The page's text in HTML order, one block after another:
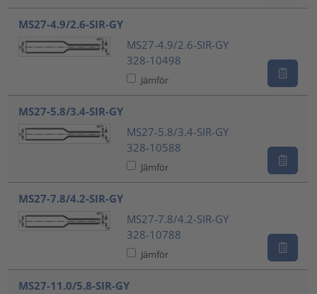
MS27-4.9/2.6-SIR-GY
MS27-4.9/2.6-SIR-GY
328-10498
Jämför
MS27-5.8/3.4-SIR-GY
MS27-5.8/3.4-SIR-GY
328-10588
Jämför
MS27-7.8/4.2-SIR-GY
MS27-7.8/4.2-SIR-GY
328-10788
Jämför
MS27-11.0/5.8-SIR-GY